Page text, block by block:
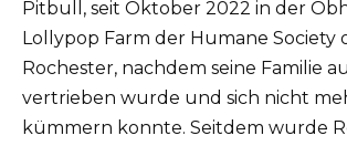
Pitbull, seit Oktober 2022 in der
Lollypop Farm der Humane Society
Rochester, nachdem seine Familie
vertrieben wurde und sich nicht
kümmern konnte. Seitdem wurde